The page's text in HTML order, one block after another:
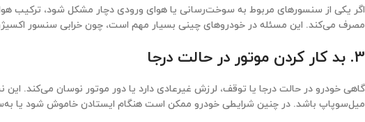
اگر یکی از سنسورهای مربوط به سوخت‌رسانی یا هوای ورودی دچار مشکل شود،
مصرف می‌کند. این مسئله در خودروهای چینی بسیار مهم است، چون خرابی سنسور
3. بد کار کردن موتور در حالت درجا
گاهی خودرو در حالت درجا یا توقف، لرزش غیرعادی دارد یا دور موتور نوسان می‌کند.
میل‌سوپاپ باشد. در چنین شرایطی خودرو ممکن است هنگام ایستادن خاموش شود یا